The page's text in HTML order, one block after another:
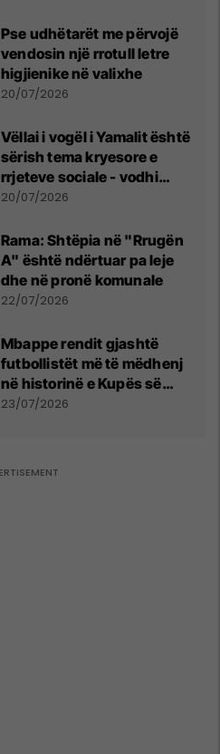
Pse udhëtarët me përvojë
vendosin një rrotull letre
higjienike në valixhe
20/07/2026
Vëllai i vogël i Yamalit është
sërish tema kryesore e
rrjeteve sociale - vodhi
vëmendjen pas finales së
20/07/2026
Rama: Shtëpia në "Rrugën
A" është ndërtuar pa leje
dhe në pronë komunale
22/07/2026
Mbappe rendit gjashtë
futbollistët më të mëdhenj
në historinë e Kupës së
Botës, Messi mbetet i dyti
23/07/2026